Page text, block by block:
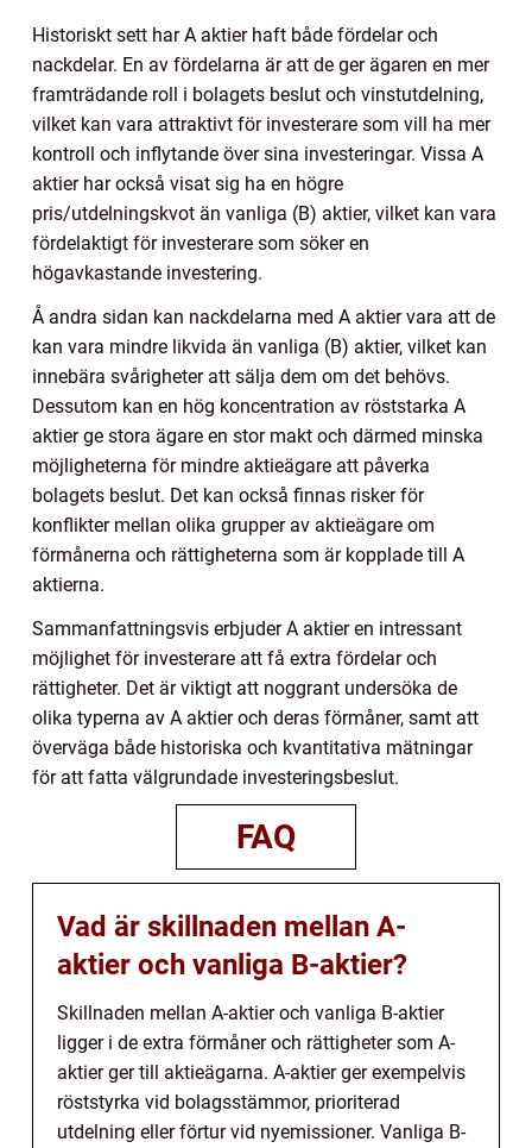
Historiskt sett har A aktier haft både fördelar och
nackdelar. En av fördelarna är att de ger ägaren en mer
framträdande roll i bolagets beslut och vinstutdelning,
vilket kan vara attraktivt för investerare som vill ha mer
kontroll och inflytande över sina investeringar. Vissa A
aktier har också visat sig ha en högre
pris/utdelningskvot än vanliga (B) aktier, vilket kan vara
fördelaktigt för investerare som söker en
högavkastande investering.
Å andra sidan kan nackdelarna med A aktier vara att de
kan vara mindre likvida än vanliga (B) aktier, vilket kan
innebära svårigheter att sälja dem om det behövs.
Dessutom kan en hög koncentration av röststarka A
aktier ge stora ägare en stor makt och därmed minska
möjligheterna för mindre aktieägare att påverka
bolagets beslut. Det kan också finnas risker för
konflikter mellan olika grupper av aktieägare om
förmånerna och rättigheterna som är kopplade till A
aktierna.
Sammanfattningsvis erbjuder A aktier en intressant
möjlighet för investerare att få extra fördelar och
rättigheter. Det är viktigt att noggrant undersöka de
olika typerna av A aktier och deras förmåner, samt att
överväga både historiska och kvantitativa mätningar
för att fatta välgrundade investeringsbeslut.
FAQ
Vad är skillnaden mellan A-
aktier och vanliga B-aktier?
Skillnaden mellan A-aktier och vanliga B-aktier
ligger i de extra förmåner och rättigheter som A-
aktier ger till aktieägarna. A-aktier ger exempelvis
röststyrka vid bolagsstämmor, prioriterad
utdelning eller förtur vid nyemissioner. Vanliga B-